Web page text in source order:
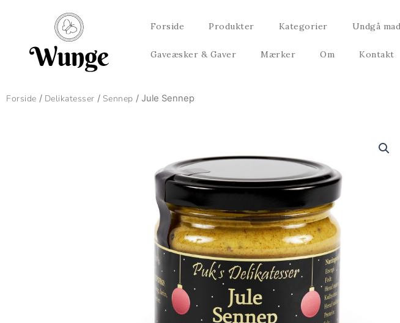
Forside Produkter Kategorier Undgå
Gaveæsker & Gaver Mærker Om Kontakt
Forside / Delikatesser / Sennep / Jule Sennep